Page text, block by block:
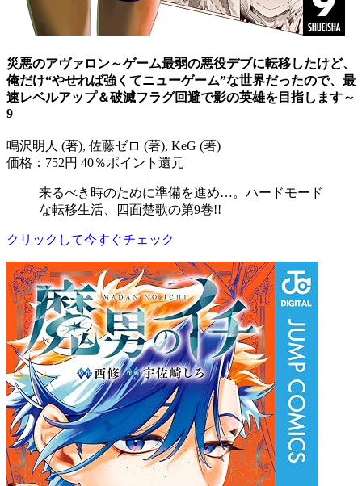
災悪のアヴァロン～ゲーム最弱の悪役デブに転移したけど、
俺だけ“やせれば強くてニューゲーム”な世界だったので、最
速レベルアップ＆破滅フラグ回避で影の英雄を目指します～
9
鳴沢明人 (著), 佐藤ゼロ (著), KeG (著)
価格：752円 40％ポイント還元
来るべき時のために準備を進め…。ハードモード
な転移生活、四面楚歌の第9巻!!
クリックして今すぐチェック